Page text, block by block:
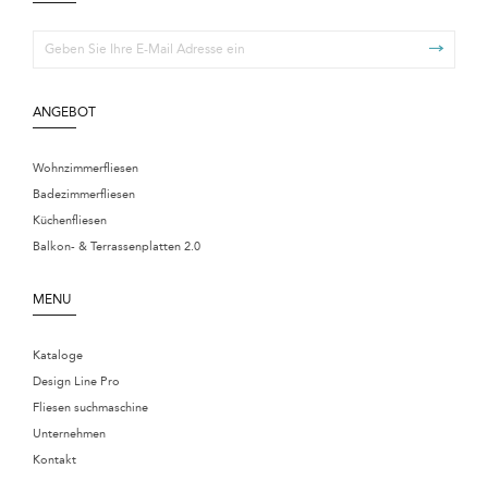
ANGEBOT
Wohnzimmerfliesen
Badezimmerfliesen
Küchenfliesen
Balkon- & Terrassenplatten 2.0
MENU
Kataloge
Design Line Pro
Fliesen suchmaschine
Unternehmen
Kontakt